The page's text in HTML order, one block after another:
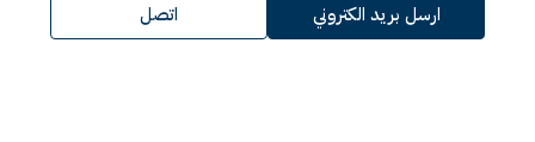
ارسل بريد الكتروني اتصل